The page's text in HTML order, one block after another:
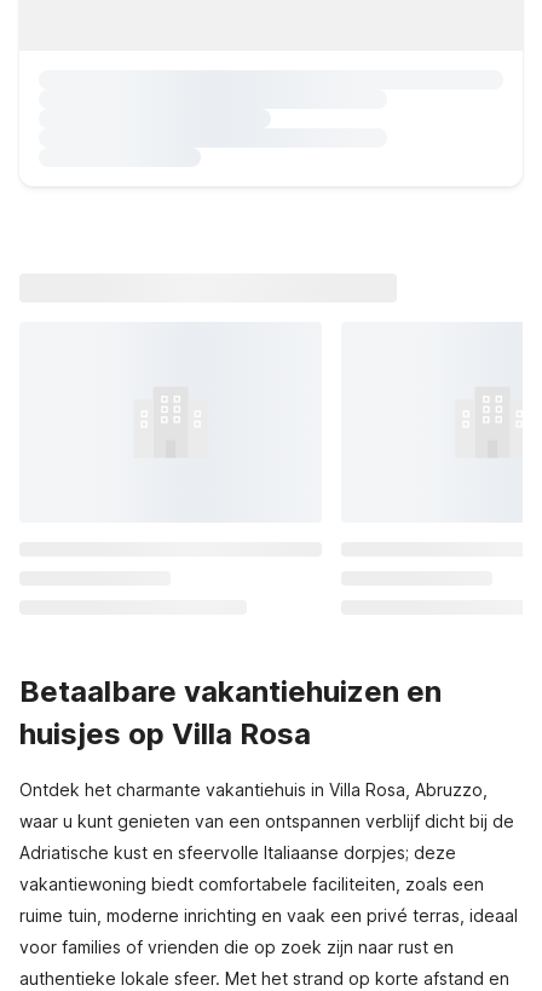
Betaalbare vakantiehuizen en
huisjes op Villa Rosa
Ontdek het charmante vakantiehuis in Villa Rosa, Abruzzo,
waar u kunt genieten van een ontspannen verblijf dicht bij de
Adriatische kust en sfeervolle Italiaanse dorpjes; deze
vakantiewoning biedt comfortabele faciliteiten, zoals een
ruime tuin, moderne inrichting en vaak een privé terras, ideaal
voor families of vrienden die op zoek zijn naar rust en
authentieke lokale sfeer. Met het strand op korte afstand en